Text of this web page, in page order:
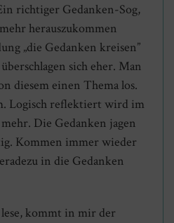
richtiger Gedanken-Sog,
herauszukommen
„die Gedanken kreisen”
sich eher. Man
diesem einen Thema los.
Logisch reflektiert wird im
Die Gedanken jagen
Kommen immer wieder
in die Gedanken
kommt in mir der